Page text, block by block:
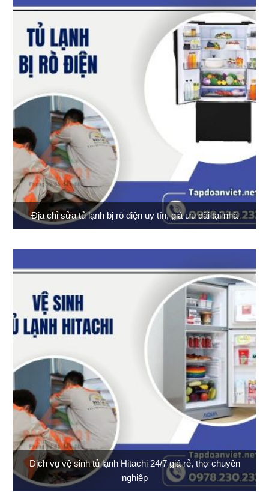
Địa chỉ sửa tủ lạnh bị rò điện uy tín, giá ưu đãi tại nhà
Dịch vụ vệ sinh tủ lạnh Hitachi 24/7 giá rẻ, thợ chuyên
nghiệp